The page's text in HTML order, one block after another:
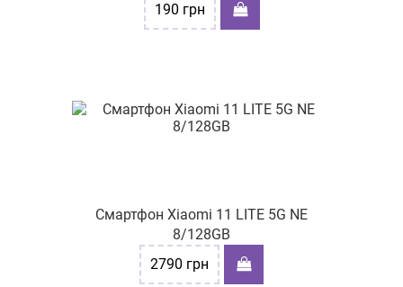
190 грн
Смартфон Xiaomi 11 LITE 5G NE
8/128GB
2790 грн